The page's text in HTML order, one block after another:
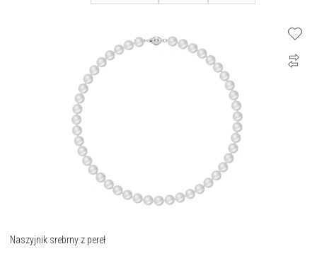
Naszyjnik srebrny z pereł